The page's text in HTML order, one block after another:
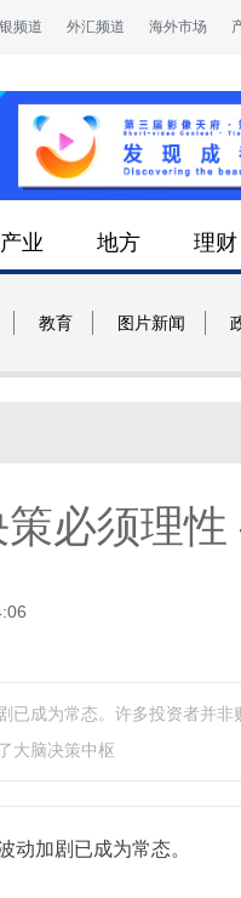
频道 外汇频道 海外市场
产业 地方 理财
教育 图片新闻
策必须理
已成为常态。许多投资者并
大脑决策中枢
动加剧已成为常态。